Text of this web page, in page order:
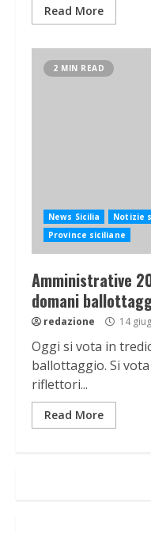
Read More
2 MIN READ
News Sicilia Notizie
Province siciliane
Amministrative
domani
redazione 14
Oggi si vota in
ballottaggio. Si
riflettori...
Read More